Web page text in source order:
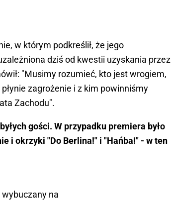
w którym podkreślił, że jego
dziś od kwestii uzyskania przez
"Musimy rozumieć, kto jest wrogiem,
zagrożenie i z kim powinniśmy
Zachodu".
gości. W przypadku premiera było
i okrzyki "Do Berlina!" i "Hańba!" - w ten
wybuczany na